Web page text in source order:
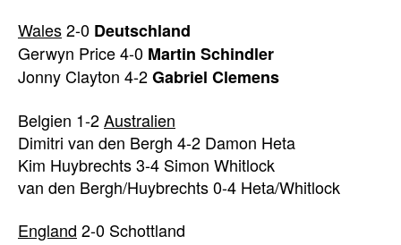
Wales2-0 Deutschland
Gerwyn Price 4-0 Martin Schindler
Jonny Clayton 4-2Gabriel Clemens
Belgien 1-2Australien
Dimitri van den Bergh 4-2 Damon Heta
Kim Huybrechts 3-4 Simon Whitlock
van den Bergh/Huybrechts 0-4 Heta/Whitlock
England 2-0 Schottland